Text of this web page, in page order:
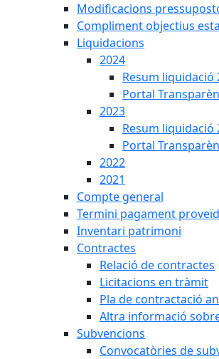
Modificacions
Compliment objectius
Liquidacions
2024
Resum liquidació
Portal
2023
Resum liquidació
Portal
2022
2021
Compte general
Termini pagament
Inventari patrimoni
Contractes
Relació de contractes
Licitacions en tràmit
Pla de contractació
Altra informació
Subvencions
Convocatòries de